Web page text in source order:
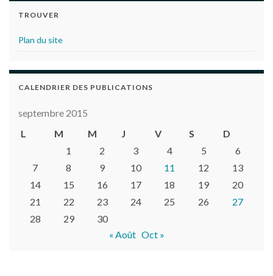
TROUVER
Plan du site
CALENDRIER DES PUBLICATIONS
septembre 2015
L
M M J V S
D
1
2 3 4 5
6
7
8 9 10 11 12
13
14
15 16 17 18 19
20
21
22 23 24 25 26
27
28
29
30
« Août Oct »